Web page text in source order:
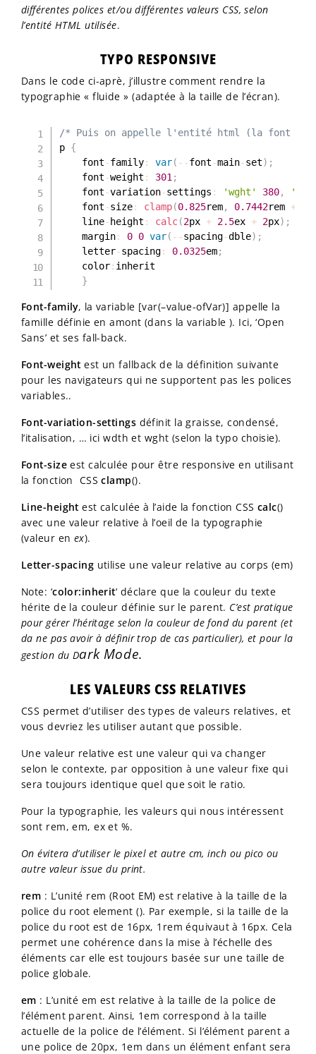
différentes polices et/ou différentes valeurs CSS, selon
l’entité HTML utilisée.
TYPO RESPONSIVE
Dans le code ci-aprè, j’illustre comment rendre la
typographie « fluide » (adaptée à la taille de l’écran).
/* Puis on appelle l'entité html (la font
p {
	font
-family: var( --font-main-set) ;
	font
-weight : 301;
	font
-variation-settings : 'wght' 380,
	font
-size: clamp(0.825rem, 0.7442rem +
	line
- height : calc(2px + 2.5ex + 2px) ;
	margin
: 0 0 var( --spacing-dble) ;
	letter
-spacing: 0.0325em;
	color
: inherit
}
Font-family, la variable [var(–value-ofVar)] appelle la
famille définie en amont (dans la variable ). Ici, ‘Open
Sans’ et ses fall-back.
Font-weight est un fallback de la définition suivante
pour les navigateurs qui ne supportent pas les polices
variables..
Font-variation-settings définit la graisse, condensé,
l’italisation, … ici wdth et wght (selon la typo choisie).
Font-sizeest calculée pour être responsive en utilisant
la fonction CSSclamp().
Line-height est calculée à l’aide la fonction CSS calc()
avec une valeur relative à l’oeil de la typographie
(valeur en ex).
Letter-spacing utilise une valeur relative au corps (em)
Note: ‘color:inherit‘ déclare que la couleur du texte
hérite de la couleur définie sur le parent. C’est pratique
pour gérer l’héritage selon la couleur de fond du parent (et
da ne pas avoir à définir trop de cas particulier), et pour la
gestion du Dark Mode.
LES VALEURS CSS RELATIVES
CSS permet d’utiliser des types de valeurs relatives, et
vous devriez les utiliser autant que possible.
Une valeur relative est une valeur qui va changer
selon le contexte, par opposition à une valeur fixe qui
sera toujours identique quel que soit le ratio.
Pour la typographie, les valeurs qui nous intéressent
sont rem, em, ex et %.
On évitera d’utiliser le pixel et autre cm, inch ou pico ou
autre valeur issue du print.
rem : L’unité rem (Root EM) est relative à la taille de la
police du root element (). Par exemple, si la taille de la
police du root est de 16px, 1rem équivaut à 16px. Cela
permet une cohérence dans la mise à l’échelle des
éléments car elle est toujours basée sur une taille de
police globale.
em : L’unité em est relative à la taille de la police de
l’élément parent. Ainsi, 1em correspond à la taille
actuelle de la police de l’élément. Si l’élément parent a
une police de 20px, 1em dans un élément enfant sera